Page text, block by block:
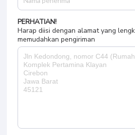
PERHATIAN!
Harap diisi dengan alamat yang
memudahkan pengiriman